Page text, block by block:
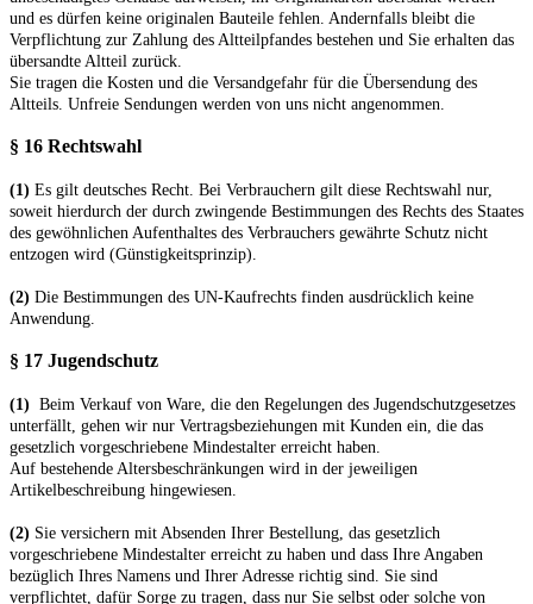
und es dürfen keine originalen Bauteile fehlen. Andernfalls bleibt die
Verpflichtung zur Zahlung des Altteilpfandes bestehen und Sie erhalten das
übersandte Altteil zurück.
Sie tragen die Kosten und die Versandgefahr für die Übersendung des
Altteils. Unfreie Sendungen werden von uns nicht angenommen.
§ 16 Rechtswahl
(1) Es gilt deutsches Recht. Bei Verbrauchern gilt diese Rechtswahl nur,
soweit hierdurch der durch zwingende Bestimmungen des Rechts des Staates
des gewöhnlichen Aufenthaltes des Verbrauchers gewährte Schutz nicht
entzogen wird (Günstigkeitsprinzip).
(2) Die Bestimmungen des UN-Kaufrechts finden ausdrücklich keine
Anwendung.
§ 17 Jugendschutz
(1) Beim Verkauf von Ware, die den Regelungen des Jugendschutzgesetzes
unterfällt, gehen wir nur Vertragsbeziehungen mit Kunden ein, die das
gesetzlich vorgeschriebene Mindestalter erreicht haben.
Auf bestehende Altersbeschränkungen wird in der jeweiligen
Artikelbeschreibung hingewiesen.
(2) Sie versichern mit Absenden Ihrer Bestellung, das gesetzlich
vorgeschriebene Mindestalter erreicht zu haben und dass Ihre Angaben
bezüglich Ihres Namens und Ihrer Adresse richtig sind. Sie sind
verpflichtet, dafür Sorge zu tragen, dass nur Sie selbst oder solche von